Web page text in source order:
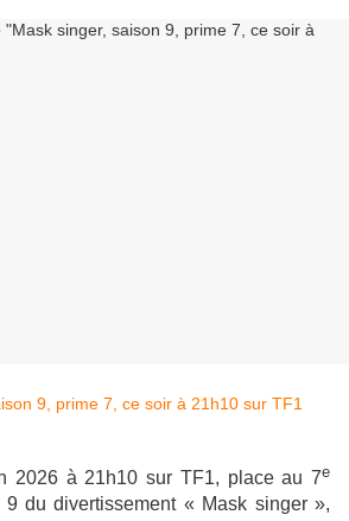
2026 à 21h10 sur TF1, place au 7e
du divertissement « Mask singer »,